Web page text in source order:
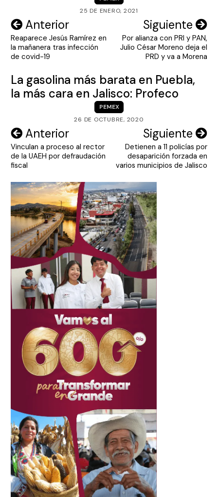
25 DE ENERO, 2021
Navegación
de
entradas
Anterior
Reaparece Jesús Ramírez en
la mañanera tras infección
de covid-19
Siguiente
Por alianza con PRI y PAN,
Julio César Moreno deja el
PRD y va a Morena
La gasolina más barata en Puebla,
la más cara en Jalisco: Profeco
PEMEX
26 DE OCTUBRE, 2020
Navegación
de
entradas
Anterior
Vinculan a proceso al rector
de la UAEH por defraudación
fiscal
Siguiente
Detienen a 11 policías por
desaparición forzada en
varios municipios de Jalisco